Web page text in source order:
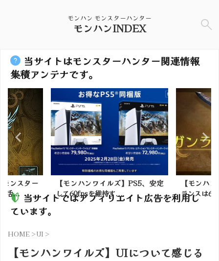
モンハン モンスターハンター
モンハンINDEX
当サイトはモンスターハンター関連情報
集積アンテナです。
ンスター
活...
【モンハンワイルズ】PS5、安定
して60fpsを維持す...
【モンハ
ランスは
当サイトではアフィリエイト広告を利用し
ています。
HOME >UI >
【モンハンワイルズ】UIについて感じる